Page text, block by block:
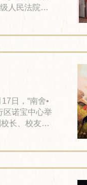
人民法院副
长李道明代
区诺宝中心举
长、校友总